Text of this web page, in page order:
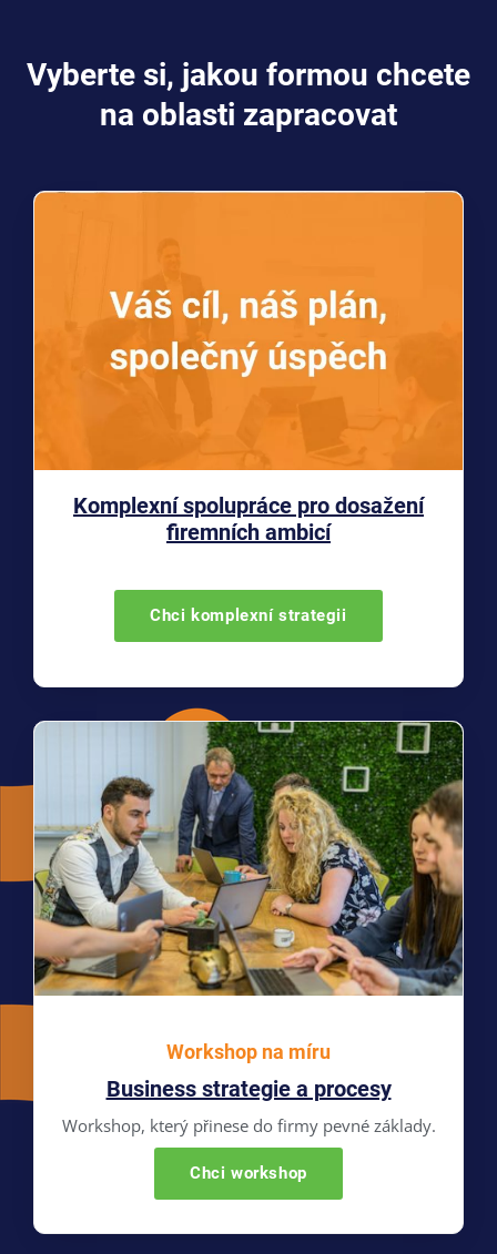
Vyberte si, jakou formou chcete
na oblasti zapracovat
Komplexní spolupráce pro dosažení
firemních ambicí
Chci komplexní strategii
Workshop na míru
Business strategie a procesy
Workshop, který přinese do firmy pevné základy.
Chci workshop